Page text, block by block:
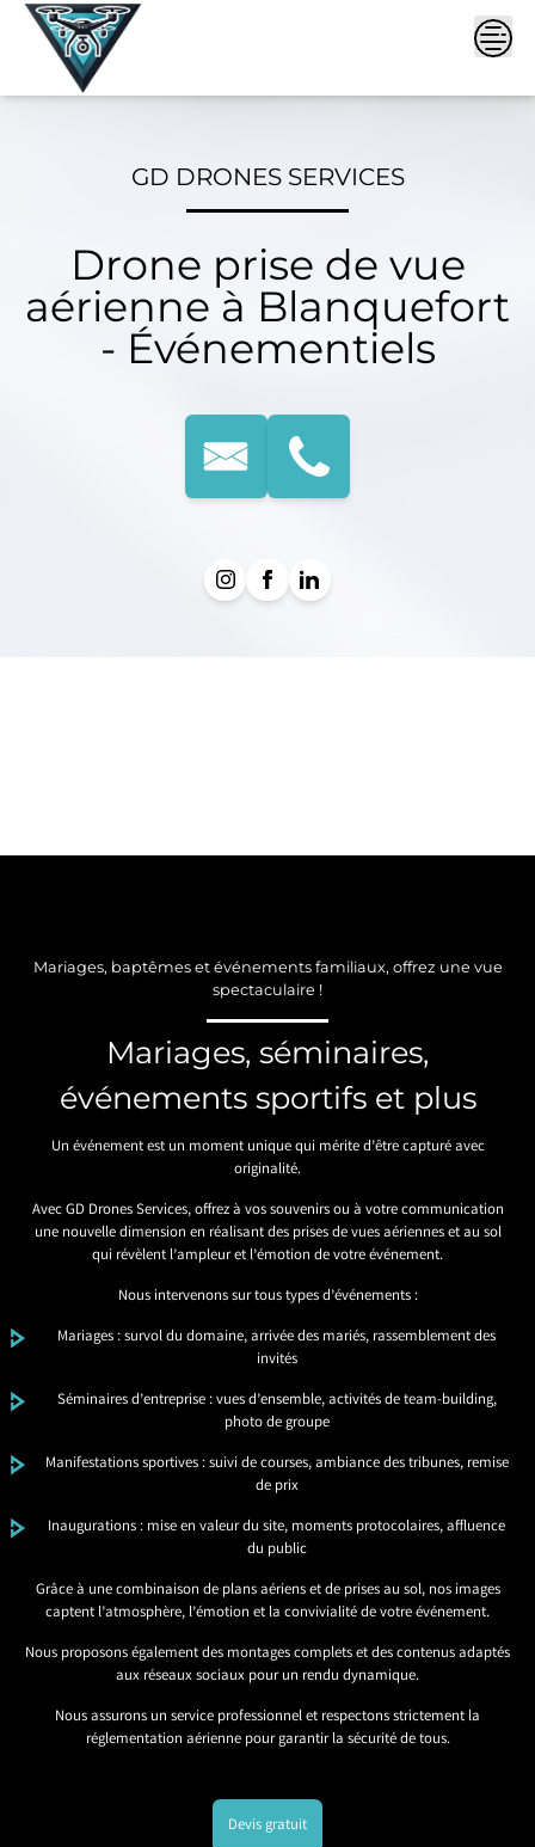
Skip
GD DRONES SERVICES
Drone prise de vue
aérienne à Blanquefort
- Événementiels
Mariages, baptêmes et événements familiaux, offrez une vue
spectaculaire !
Mariages, séminaires,
événements sportifs et plus
Un événement est un moment unique qui mérite d’être capturé avec
originalité.
Avec GD Drones Services, offrez à vos souvenirs ou à votre communication
une nouvelle dimension en réalisant des prises de vues aériennes et au sol
qui révèlent l’ampleur et l’émotion de votre événement.
Nous intervenons sur tous types d’événements :
Mariages : survol du domaine, arrivée des mariés, rassemblement des
invités
Séminaires d’entreprise : vues d’ensemble, activités de team-building,
photo de groupe
Manifestations sportives : suivi de courses, ambiance des tribunes, remise
de prix
Inaugurations : mise en valeur du site, moments protocolaires, affluence
du public
Grâce à une combinaison de plans aériens et de prises au sol, nos images
captent l’atmosphère, l’émotion et la convivialité de votre événement.
Nous proposons également des montages complets et des contenus adaptés
aux réseaux sociaux pour un rendu dynamique.
Nous assurons un service professionnel et respectons strictement la
réglementation aérienne pour garantir la sécurité de tous.
Devis gratuit